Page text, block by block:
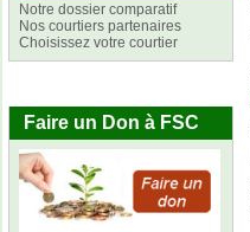
Notre dossier comparatif
Nos courtiers partenaires
Choisissez votre courtier
Faire un Don à FSC